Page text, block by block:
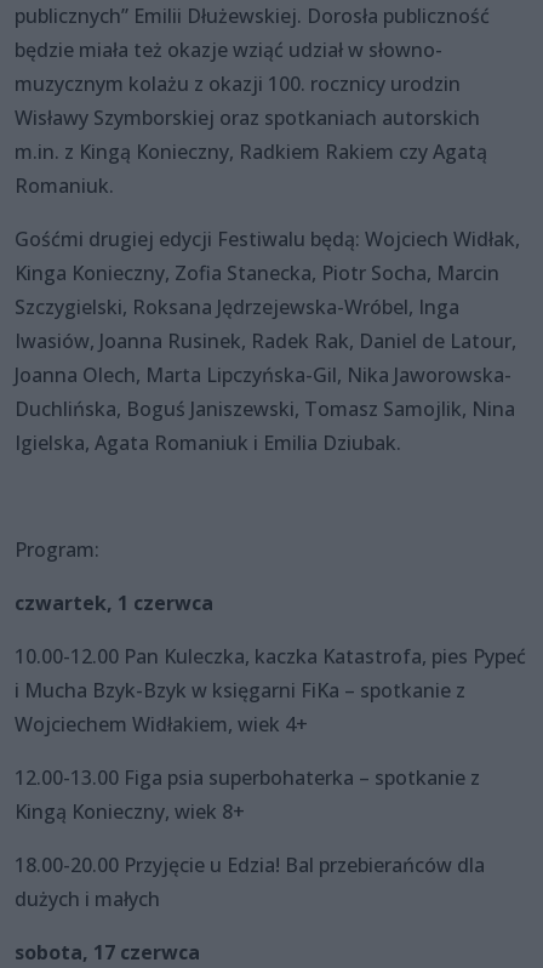
publicznych” Emilii Dłużewskiej. Dorosła publiczność
będzie miała też okazje wziąć udział w słowno-
muzycznym kolażu z okazji 100. rocznicy urodzin
Wisławy Szymborskiej oraz spotkaniach autorskich
m.in. z Kingą Konieczny, Radkiem Rakiem czy Agatą
Romaniuk.
Gośćmi drugiej edycji Festiwalu będą: Wojciech Widłak,
Kinga Konieczny, Zofia Stanecka, Piotr Socha, Marcin
Szczygielski, Roksana Jędrzejewska-Wróbel, Inga
Iwasiów, Joanna Rusinek, Radek Rak, Daniel de Latour,
Joanna Olech, Marta Lipczyńska-Gil, Nika Jaworowska-
Duchlińska, Boguś Janiszewski, Tomasz Samojlik, Nina
Igielska, Agata Romaniuk i Emilia Dziubak.
Program:
czwartek, 1 czerwca
10.00-12.00 Pan Kuleczka, kaczka Katastrofa, pies Pypeć
i Mucha Bzyk-Bzyk w księgarni FiKa – spotkanie z
Wojciechem Widłakiem, wiek 4+
12.00-13.00 Figa psia superbohaterka – spotkanie z
Kingą Konieczny, wiek 8+
18.00-20.00 Przyjęcie u Edzia! Bal przebierańców dla
dużych i małych
sobota, 17 czerwca